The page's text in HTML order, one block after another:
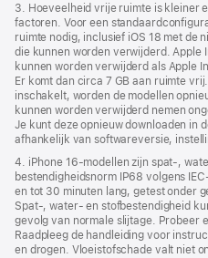
3. Hoeveelheid vrije ruimte is kleiner
factoren. Voor een
ruimte nodig, inclusief iOS 18 met de
die kunnen worden verwijderd. Apple
kunnen worden verwijderd als Apple
Er komt dan circa 7 GB aan ruimte
inschakelt, worden de modellen
kunnen worden verwijderd nemen
Je kunt deze opnieuw downloaden in
afhankelijk van softwareversie,
4. iPhone 16-modellen zijn spat‑,
bestendigheidsnorm IP68 volgens
en tot 30 minuten lang, getest onder
Spat-, water- en stofbestendigheid
gevolg van normale slijtage. Probeer
Raadpleeg de handleiding voor
en drogen. Vloeistof­­schade valt niet